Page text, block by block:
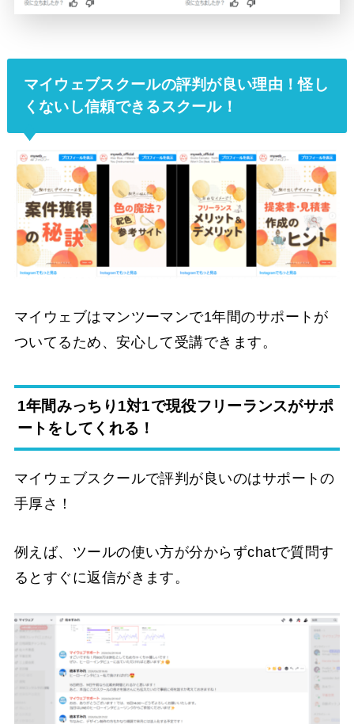
マイウェブスクールの評判が良い理由！怪し
くないし信頼できるスクール！
マイウェブはマンツーマンで1年間のサポートが
ついてるため、安心して受講できます。
1年間みっちり1対1で現役フリーランスがサポ
ートをしてくれる！
マイウェブスクールで評判が良いのはサポートの
手厚さ！
例えば、ツールの使い方が分からずchatで質問す
るとすぐに返信がきます。